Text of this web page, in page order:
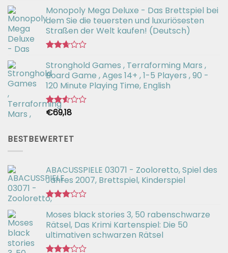
mit
2.66
von 5
Monopoly Mega Deluxe - Das Brettspiel bei
dem Sie die teuersten und luxuriösesten
Straßen der Welt kaufen! (Deutsch)
mit
2.64
von 5
Stronghold Games , Terraforming Mars ,
Board Game , Ages 14+ , 1-5 Players , 90 -
120 Minute Playing Time, English
Bewertet
von 5
€69,18
BESTBEWERTET
ABACUSSPIELE 03071 - Zooloretto, Spiel des
Jahres 2007, Brettspiel, Kinderspiel
mit
3.02
von 5
Moses black stories 3, 50 rabenschwarze
Rätsel, Das Krimi Kartenspiel: Die 50
ultimativen schwarzen Rätsel